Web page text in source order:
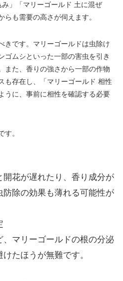
」「マリーゴールド 土に混ぜ
も需要の高さが伺えます。
きです。マリーゴールドは虫除け
ゴムシといった一部の害虫を引き
また、香りの強さから一部の作物
も存在し、「マリーゴールド 相性
うに、事前に相性を確認する必要
す。
花が遅れたり、香り成分が
防除の効果も薄れる可能性が
マリーゴールドの根の分泌
たほうが無難です。